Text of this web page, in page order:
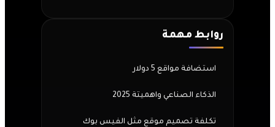
روابط مهمة
استضافة مواقع 5 دولار
الذكاء الصناعي واهميتة 2025
تكلفة تصميم موقع مثل الفيس بوك